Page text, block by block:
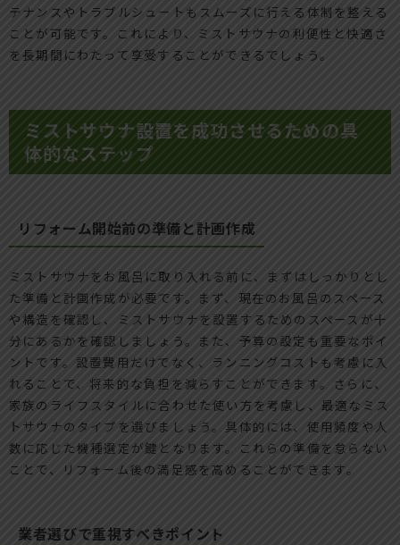
テナンスやトラブルシュートもスムーズに行える体制を整える
ことが可能です。これにより、ミストサウナの利便性と快適さ
を長期間にわたって享受することができるでしょう。
ミストサウナ設置を成功させるための具
体的なステップ
リフォーム開始前の準備と計画作成
ミストサウナをお風呂に取り入れる前に、まずはしっかりとし
た準備と計画作成が必要です。まず、現在のお風呂のスペース
や構造を確認し、ミストサウナを設置するためのスペースが十
分にあるかを確認しましょう。また、予算の設定も重要なポイ
ントです。設置費用だけでなく、ランニングコストも考慮に入
れることで、将来的な負担を減らすことができます。さらに、
家族のライフスタイルに合わせた使い方を考慮し、最適なミス
トサウナのタイプを選びましょう。具体的には、使用頻度や人
数に応じた機種選定が鍵となります。これらの準備を怠らない
ことで、リフォーム後の満足感を高めることができます。
業者選びで重視すべきポイント